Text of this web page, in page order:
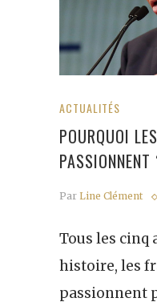
ACTUALITÉS
POURQUOI
PASSIONNENT
Par Line Clément
Tous les cinq
histoire, les
passionnent